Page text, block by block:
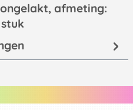
afmeting: